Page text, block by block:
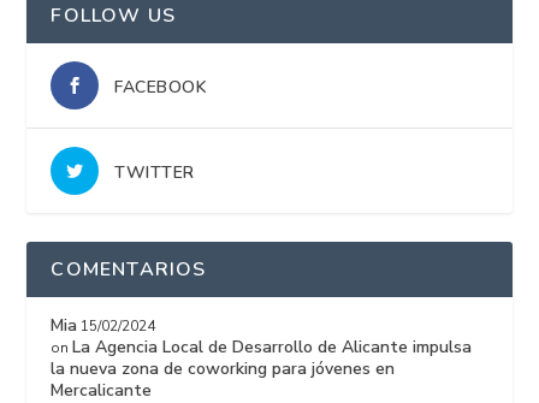
FOLLOW US
FACEBOOK
TWITTER
COMENTARIOS
Mia 15/02/2024
on La Agencia Local de Desarrollo de Alicante impulsa
la nueva zona de coworking para jóvenes en
Mercalicante